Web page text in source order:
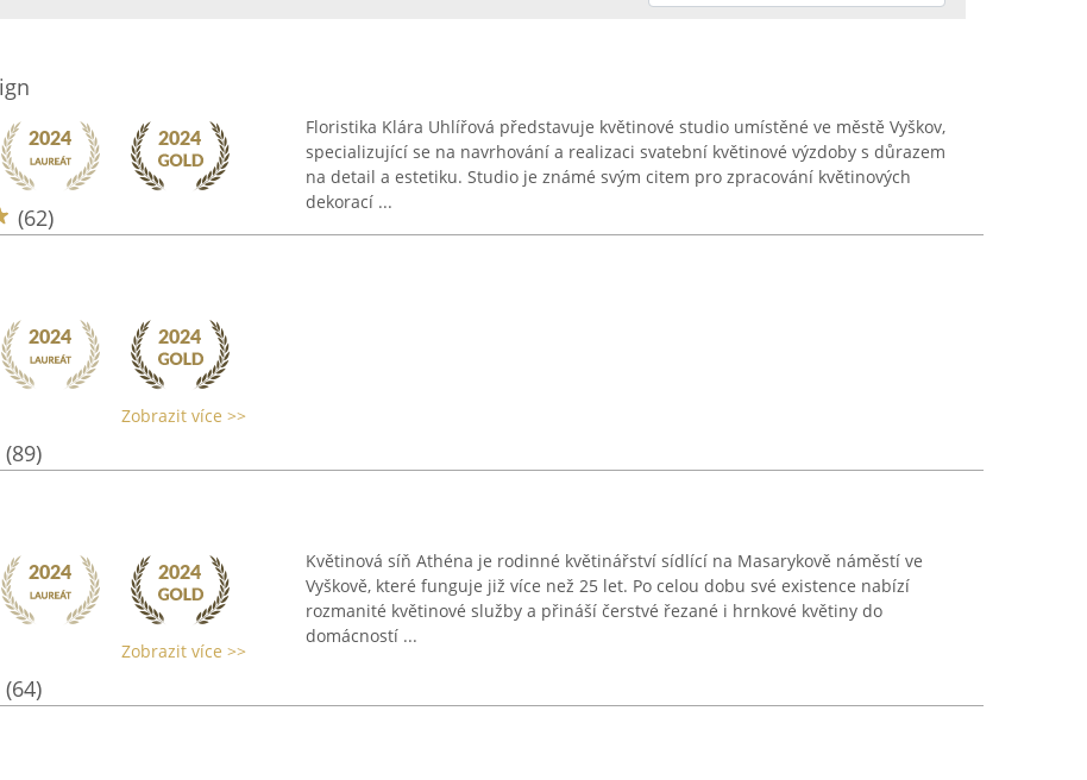
(62)
Floristika Klára Uhlířová představuje květinové studio umístěné ve městě Vyškov,
specializující se na navrhování a realizaci svatební květinové výzdoby s důrazem
na detail a estetiku. Studio je známé svým citem pro zpracování květinových
dekorací ...
Zobrazit více >>
(89)
Zobrazit více >>
(64)
Květinová síň Athéna je rodinné květinářství sídlící na Masarykově náměstí ve
Vyškově, které funguje již více než 25 let. Po celou dobu své existence nabízí
rozmanité květinové služby a přináší čerstvé řezané i hrnkové květiny do
domácností ...